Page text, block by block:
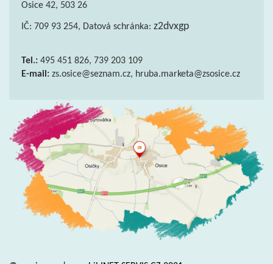
Osice 42, 503 26
IČ: 709 93 254, Datová schránka: z2dvxgp
Tel.: 495 451 826, 739 203 109
E-mail: zs.osice@seznam.cz, hruba.marketa@zsosice.cz